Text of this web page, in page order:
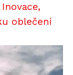
oblečení